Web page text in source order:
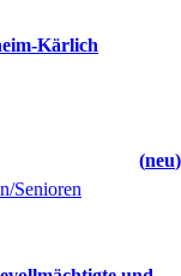
Kärlich
neu
Senioren